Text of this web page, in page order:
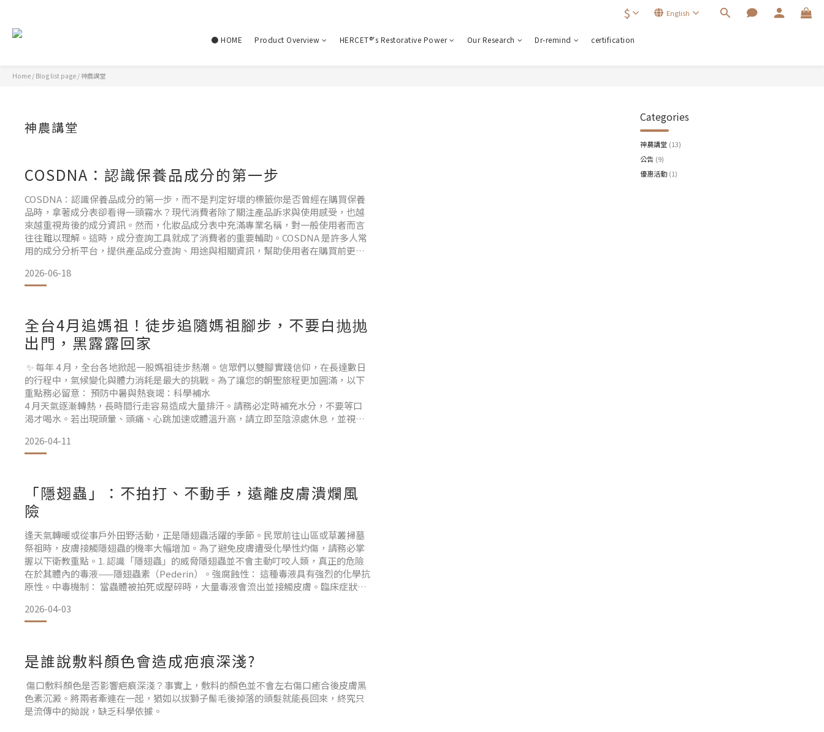
$ English
● HOME Product Overview HERCET®'s Restorative Power Our Research Dr-remind certification
Home / Blog list page /神農講堂
神農講堂
COSDNA：認識保養品成分的第一步
COSDNA：認識保養品成分的第一步，而不是判定好壞的標籤你是否曾經在購買保養
品時，拿著成分表卻看得一頭霧水？現代消費者除了關注產品訴求與使用感受，也越
來越重視背後的成分資訊。然而，化妝品成分表中充滿專業名稱，對一般使用者而言
往往難以理解。這時，成分查詢工具就成了消費者的重要輔助。COSDNA 是許多人常
用的成分分析平台，提供產品成分查詢、用途與相關資訊，幫助使用者在購買前更清
COSDNA 是最常被消費者使用的平台之
2026-06-18
全台4月追媽祖！徒步追隨媽祖腳步，不要白抛抛
出門，黑露露回家
✨ 每年 4 月，全台各地掀起一股媽祖徒步熱潮。信眾們以雙腳實踐信仰，在長達數日
的行程中，氣候變化與體力消耗是最大的挑戰。為了讓您的朝聖旅程更加圓滿，以下
重點務必留意： 預防中暑與熱衰竭：科學補水
4 月天氣逐漸轉熱，長時間行走容易造成大量排汗。請務必定時補充水分，不要等口
渴才喝水。若出現頭暈、頭痛、心跳加速或體溫升高，請立即至陰涼處休息，並視情
許多行程包含凌晨或深夜行走。建議在背包、衣物或手杖上貼附反光條，或佩戴閃光
警示燈，確保行經車輛能清晰看見您的
2026-04-11
「隱翅蟲」：不拍打、不動手，遠離皮膚潰爛風
險
逢天氣轉暖或從事戶外田野活動，正是隱翅蟲活躍的季節。民眾前往山區或草叢掃墓
祭祖時，皮膚接觸隱翅蟲的機率大幅增加。為了避免皮膚遭受化學性灼傷，請務必掌
握以下衛教重點。1. 認識「隱翅蟲」的威脅隱翅蟲並不會主動叮咬人類，真正的危險
在於其體內的毒液——隱翅蟲素（Pederin）。強腐蝕性： 這種毒液具有強烈的化學抗
原性。中毒機制： 當蟲體被拍死或壓碎時，大量毒液會流出並接觸皮膚。臨床症狀：
當，可能導致嚴重的皮膚潰爛或繼發
2026-04-03
是誰說敷料顏色會造成疤痕深淺?
傷口敷料顏色是否影響疤痕深淺？事實上，敷料的顏色並不會左右傷口癒合後皮膚黑
色素沉澱。將兩者牽連在一起，猶如以拔獅子鬃毛後掉落的頭髮就能長回來，終究只
是流傳中的拗說，缺乏科學依據。
Categories
神農講堂 (13)
公告 (9)
優惠活動 (1)